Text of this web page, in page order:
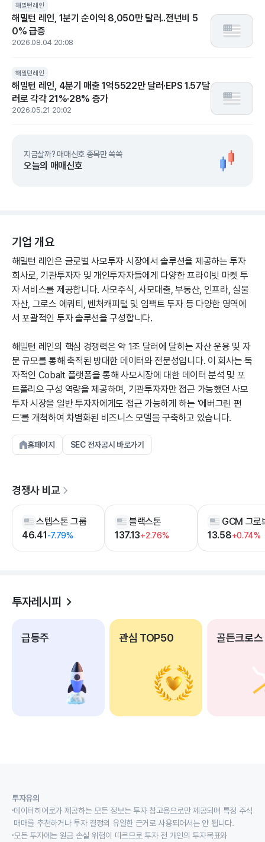
해밀턴레인
해밀턴 레인, 1분기 순이익 8,050만 달러..전년비 5
0% 급증
2026.08.04 20:08
해밀턴레인
해밀턴 레인, 4분기 매출 1억5522만 달러·EPS 1.57달
러로 각각 21%·28% 증가
2026.05.21 20:02
지금살까? 매매신호 종목만 쏙쏙
오늘의 매매신호
기업 개요
해밀턴 레인은 글로벌 사모투자 시장에서 솔루션을 제공하는 투자
회사로, 기관투자자 및 개인투자자들에게 다양한 프라이빗 마켓 투
자 서비스를 제공합니다. 사모주식, 사모대출, 부동산, 인프라, 실물
자산, 그로스 에쿼티, 벤처캐피털 및 임팩트 투자 등 다양한 영역에
서 포괄적인 투자 솔루션을 구성합니다.
해밀턴 레인의 핵심 경쟁력은 약 1조 달러에 달하는 자산 운용 및 자
문 규모를 통해 축적된 방대한 데이터와 전문성입니다. 이 회사는 독
자적인 Cobalt 플랫폼을 통해 사모시장에 대한 데이터 분석 및 포
트폴리오 구성 역량을 제공하며, 기관투자자만 접근 가능했던 사모
투자 시장을 일반 투자자에게도 접근 가능하게 하는 '에버그린 펀
드'를 개척하여 차별화된 비즈니스 모델을 구축하고 있습니다.
홈페이지 SEC 전자공시 바로가기
경쟁사 비교
스텝스톤 그룹
46.41-7.79%
블랙스톤
137.13+2.76%
GCM 그로
13.58+0.74%
투자레시피
급등주 관심 TOP50 골든크로스
투자유의
데이터히어로가 제공하는 모든 정보는 투자 참고용으로만 제공되며 특정 주식
매매를 추천하거나 투자 결정의 유일한 근거로 사용되어서는 안 됩니다.
모든 투자에는 원금 손실 위험이 따르므로 투자 전 개인의 투자목표와